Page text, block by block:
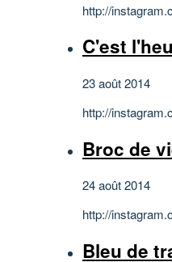
http://
C'est
23 août 2014
http://
Broc de
24 août 2014
http://
Bleu de